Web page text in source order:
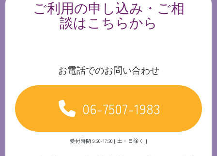
ご利用の申し込み・ご相
談はこちらから
お電話でのお問い合わせ
06-7507-1983
受付時間 9:30-17:30 [ 土・日除く ]